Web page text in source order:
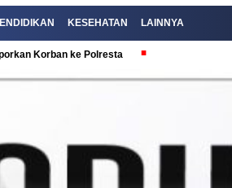
KESEHATAN LAINNYA
ke Polresta